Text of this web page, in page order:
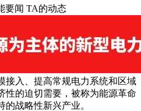
要闻 TA的动态
接入、提高常规电力系统和区域
性的迫切需要，被称为能源革命
战略性新兴产业。